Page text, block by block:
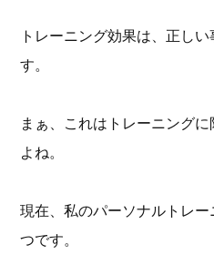
トレーニング効果は、正し
す。
まぁ、これはトレーニング
よね。
現在、私のパーソナルトレ
つです。